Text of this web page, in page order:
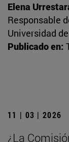
Elena
Responsable
Universidad
Publicado en:
11 | 03 | 2026
¿La